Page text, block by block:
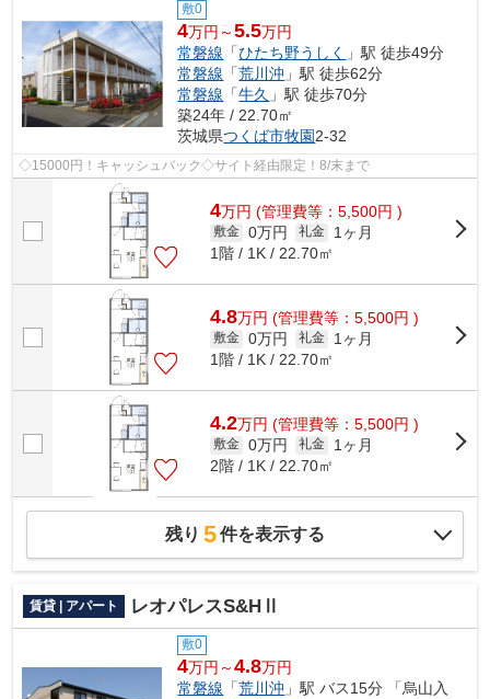
敷0
4万円～5.5万円
常磐線 「ひたち野うしく
」駅 徒歩49分
常磐線 「荒川沖 」駅 徒歩62分
常磐線 「牛久 」駅 徒歩70分
築24年 / 22.70㎡
茨城県つくば市牧園2-32
◇15000円！キャッシュバック◇サイト経由限定！8/末まで
4万円 (管理費等：5,500円 )
敷金 0万円 礼金
1ヶ月
1階 / 1K / 22.70㎡
4.8万円 (管理費等：5,500円 )
敷金 0万円 礼金
1ヶ月
1階 / 1K / 22.70㎡
4.2万円 (管理費等：5,500円 )
敷金 0万円 礼金
1ヶ月
2階 / 1K / 22.70㎡
残り 5件を表示する
賃貸 | アパート レオパレスS&HⅡ
敷0
4万円～4.8万円
常磐線 「荒川沖 」駅 バス15分 「烏山入